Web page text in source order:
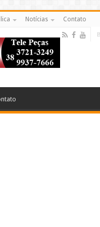
Notícias Contato